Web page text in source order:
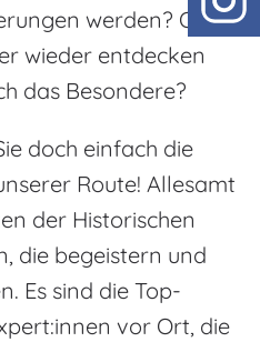
werden? Orte,
wieder entdecken
das Besondere?
doch einfach die
Route! Allesamt
der Historischen
die begeistern und
Es sind die Top-
vor Ort, die